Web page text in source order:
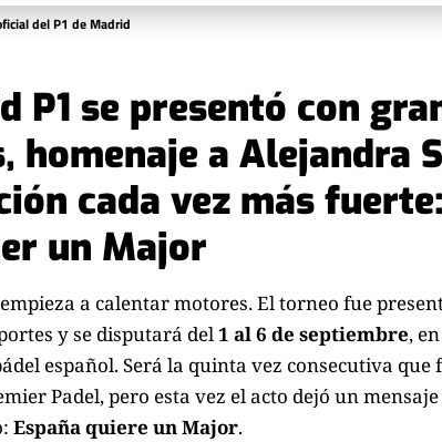
del P1 de Madrid
P1 se presentó con
homenaje a Alejandra
cada vez más
un Major
a calentar motores. El torneo fue
y se disputará del1 al 6 de septiembre,
español. Será la quinta vez consecutiva que
Padel, pero esta vez el acto dejó un
España quiere un Major.